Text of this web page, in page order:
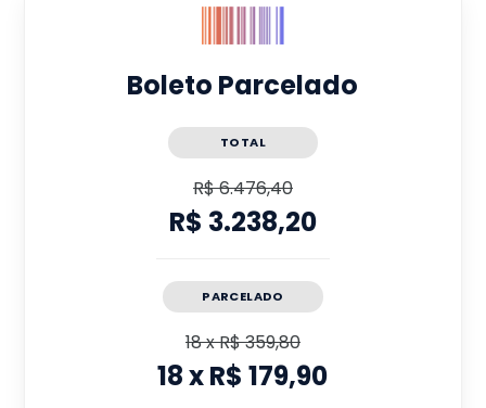
Boleto Parcelado
TOTAL
R$ 6.476,40
R$ 3.238,20
PARCELADO
18xR$ 359,80
18xR$ 179,90